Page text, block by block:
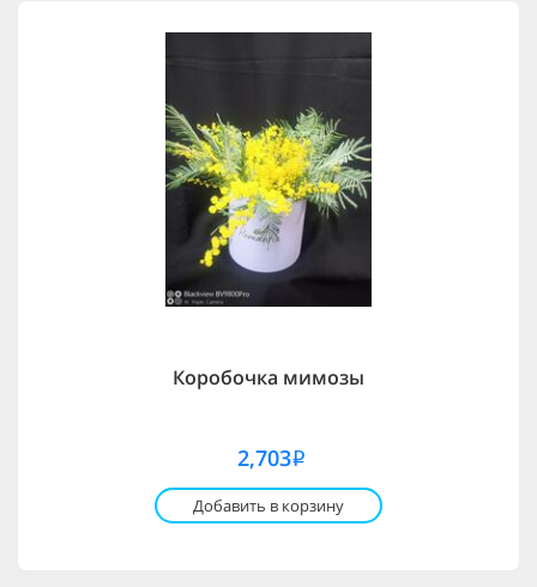
Коробочка мимозы
2,703i
Добавить в корзину